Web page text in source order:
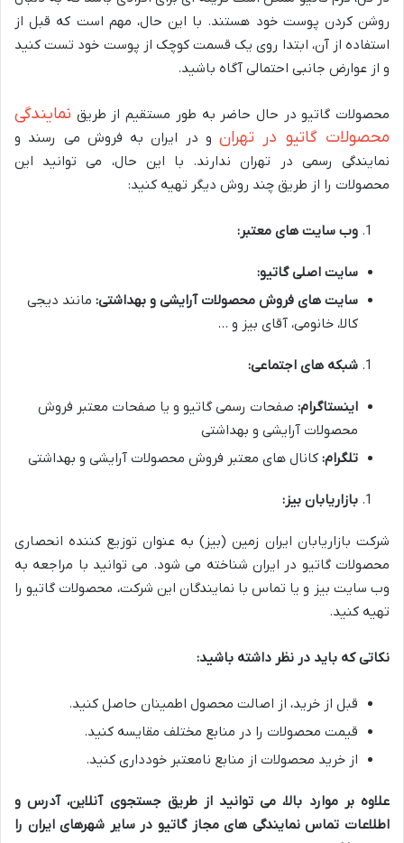
روشن کردن پوست خود هستند. با این حال، مهم است که قبل از
استفاده از آن، ابتدا روی یک قسمت کوچک از پوست خود تست کنید
و از عوارض جانبی احتمالی آگاه باشید.
محصولات گاتیو در حال حاضر به طور مستقیم از طریق نمایندگی
محصولات گاتیو در تهرانو در ایران به فروش می رسند و
نمایندگی رسمی در تهران ندارند. با این حال، می توانید این
محصولات را از طریق چند روش دیگر تهیه کنید:
وب سایت های معتبر:
سایت اصلی گاتیو:
سایت های فروش محصولات آرایشی و بهداشتی: مانند دیجی
کالا، خانومی، آقای بیز و …
شبکه های اجتماعی:
اینستاگرام: صفحات رسمی گاتیو و یا صفحات معتبر فروش
محصولات آرایشی و بهداشتی
تلگرام: کانال های معتبر فروش محصولات آرایشی و بهداشتی
بازاریابان بیز:
شرکت بازاریابان ایران زمین (بیز) به عنوان توزیع کننده انحصاری
محصولات گاتیو در ایران شناخته می شود. می توانید با مراجعه به
وب سایت بیز و یا تماس با نمایندگان این شرکت، محصولات گاتیو را
تهیه کنید.
نکاتی که باید در نظر داشته باشید:
قبل از خرید، از اصالت محصول اطمینان حاصل کنید.
قیمت محصولات را در منابع مختلف مقایسه کنید.
از خرید محصولات از منابع نامعتبر خودداری کنید.
علاوه بر موارد بالا، می توانید از طریق جستجوی آنلاین، آدرس و
اطلاعات تماس نمایندگی های مجاز گاتیو در سایر شهرهای ایران را